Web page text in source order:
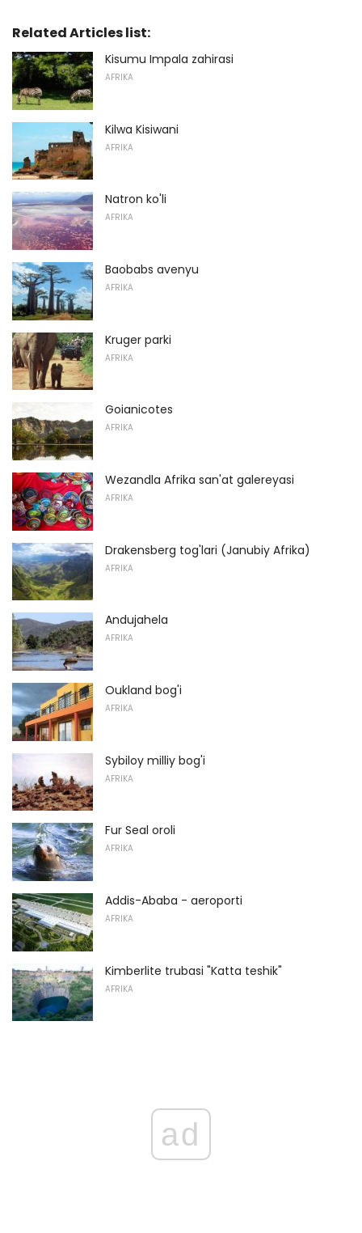
Related Articles list:
Kisumu Impala zahirasi
AFRIKA
Kilwa Kisiwani
AFRIKA
Natron ko'li
AFRIKA
Baobabs avenyu
AFRIKA
Kruger parki
AFRIKA
Goianicotes
AFRIKA
Wezandla Afrika san'at galereyasi
AFRIKA
Drakensberg tog'lari (Janubiy Afrika)
AFRIKA
Andujahela
AFRIKA
Oukland bog'i
AFRIKA
Sybiloy milliy bog'i
AFRIKA
Fur Seal oroli
AFRIKA
Addis-Ababa - aeroporti
AFRIKA
Kimberlite trubasi "Katta teshik"
AFRIKA
ad